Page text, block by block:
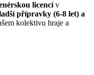
licencív
přípravky (6-8 let) a
kolektivu hraje a